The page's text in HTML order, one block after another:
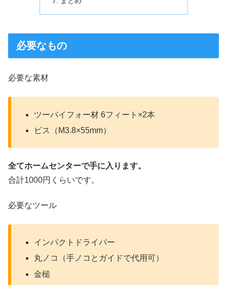
必要なもの
必要な素材
ツーバイフォー材 6フィート×2本
ビス（M3.8×55mm）
全てホームセンターで手に入ります。
合計1000円くらいです。
必要なツール
インパクトドライバー
丸ノコ（手ノコとガイドで代用可）
金槌